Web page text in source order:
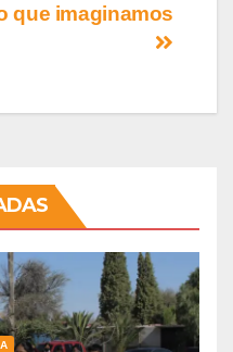
que imaginamos